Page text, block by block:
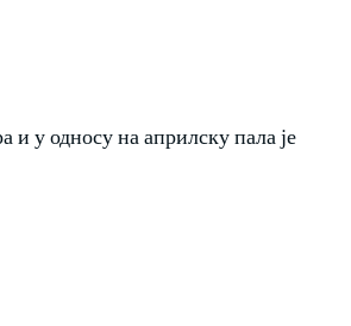
и у односу на априлску пала је